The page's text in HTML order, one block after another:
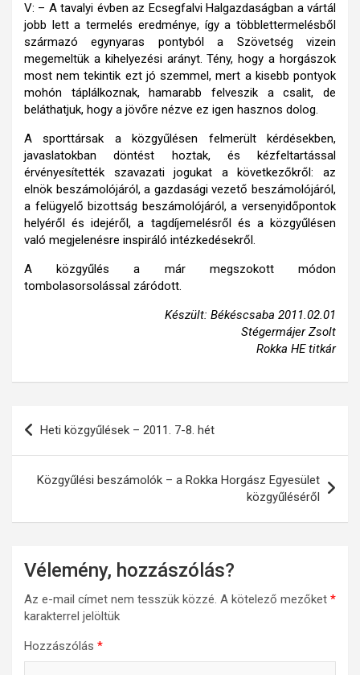
V: – A tavalyi évben az Ecsegfalvi Halgazdaságban a vártál
jobb lett a termelés eredménye, így a többlettermelésből
származó egynyaras pontyból a Szövetség vizein
megemeltük a kihelyezési arányt. Tény, hogy a horgászok
most nem tekintik ezt jó szemmel, mert a kisebb pontyok
mohón táplálkoznak, hamarabb felveszik a csalit, de
beláthatjuk, hogy a jövőre nézve ez igen hasznos dolog.
A sporttársak a közgyűlésen felmerült kérdésekben,
javaslatokban döntést hoztak, és kézfeltartással
érvényesítették szavazati jogukat a következőkről: az
elnök beszámolójáról, a gazdasági vezető beszámolójáról,
a felügyelő bizottság beszámolójáról, a versenyidőpontok
helyéről és idejéről, a tagdíjemelésről és a közgyűlésen
való megjelenésre inspiráló intézkedésekről.
A közgyűlés a már megszokott módon
tombolasorsolással záródott.
Készült: Békéscsaba 2011.02.01
Stégermájer Zsolt
Rokka HE titkár
Bejegyzés
navigáció
Heti közgyűlések – 2011. 7-8. hét
Közgyűlési beszámolók – a Rokka Horgász Egyesület
közgyűléséről
Vélemény, hozzászólás?
Az e-mail címet nem tesszük közzé. A kötelező mezőket *
karakterrel jelöltük
Hozzászólás *